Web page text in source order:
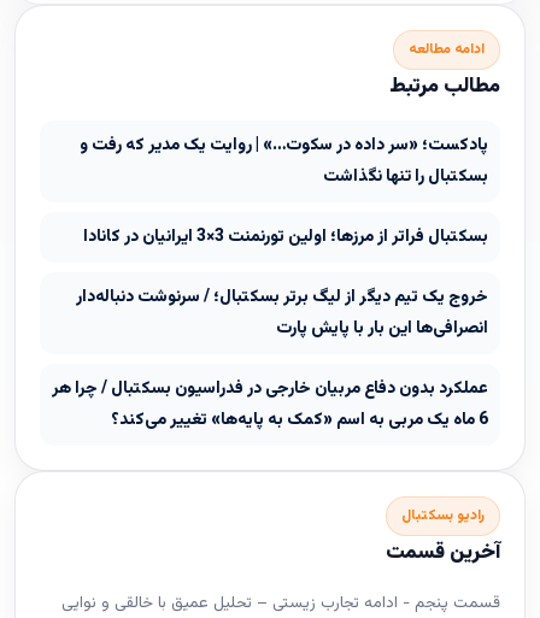
ادامه مطالعه
مطالب مرتبط
پادکست؛ «سر داده در سکوت…» | روایت یک مدیر که رفت و
بسکتبال را تنها نگذاشت
بسکتبال فراتر از مرزها؛ اولین تورنمنت 3×3 ایرانیان در کانادا
خروج یک تیم دیگر از لیگ برتر بسکتبال؛ / سرنوشت دنباله‌دار
انصرافی‌ها این بار با پایش پارت
عملکرد بدون دفاع مربیان خارجی در فدراسیون بسکتبال / چرا هر
6 ماه یک مربی به اسم «کمک به پایه‌ها» تغییر می‌کند؟
رادیو بسکتبال
آخرین قسمت
قسمت پنجم - ادامه تجارب زیستی – تحلیل عمیق با خالقی و نوایی